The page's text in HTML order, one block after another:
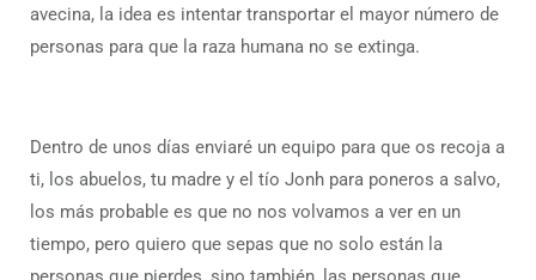
avecina, la idea es intentar transportar el mayor número de
personas para que la raza humana no se extinga.
Dentro de unos días enviaré un equipo para que os recoja a
ti, los abuelos, tu madre y el tío Jonh para poneros a salvo,
los más probable es que no nos volvamos a ver en un
tiempo, pero quiero que sepas que no solo están la